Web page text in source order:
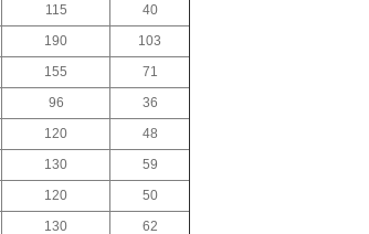
115
40
190
103
155
71
96
36
120
48
130
59
120
50
130 62